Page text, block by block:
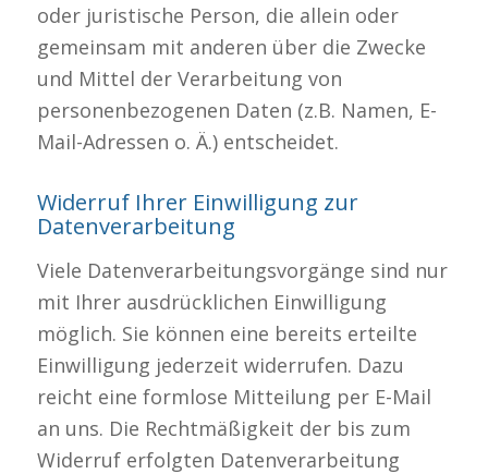
oder juristische Person, die allein oder
gemeinsam mit anderen über die Zwecke
und Mittel der Verarbeitung von
personenbezogenen Daten (z.B. Namen, E-
Mail-Adressen o. Ä.) entscheidet.
Widerruf Ihrer Einwilligung zur
Datenverarbeitung
Viele Datenverarbeitungsvorgänge sind nur
mit Ihrer ausdrücklichen Einwilligung
möglich. Sie können eine bereits erteilte
Einwilligung jederzeit widerrufen. Dazu
reicht eine formlose Mitteilung per E-Mail
an uns. Die Rechtmäßigkeit der bis zum
Widerruf erfolgten Datenverarbeitung